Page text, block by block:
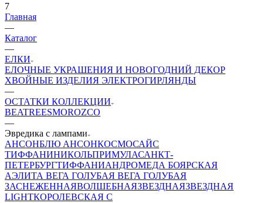
7
Главная
—
Каталог
—
ЕЛКИ
ЕЛОЧНЫЕ УКРАШЕНИЯ И НОВОГОДНИЙ ДЕКОР
ХВОЙНЫЕ ИЗДЕЛИЯ ЭЛЕКТРОГИРЛЯНДЫ
—
ОСТАТКИ КОЛЛЕКЦИИ
BEATREESMOROZCO
—
Эвредика с лампами
АНСОНБЛЮ АНСОНКОСМОСАЙС
ТИФФАНИНИКОЛЬПРИМУЛАСАНКТ-
ПЕТЕРБУРГТИФФАНИАНДРОМЕДА БОЯРСКАЯ
АЭЛИТА ВЕГА ГОЛУБАЯ ВЕГА ГОЛУБАЯ
ЗАСНЕЖЕННАЯВОЛШЕБНАЯЗВЕЗДНАЯЗВЕЗДНАЯ
LIGHTКОРОЛЕВСКАЯ С